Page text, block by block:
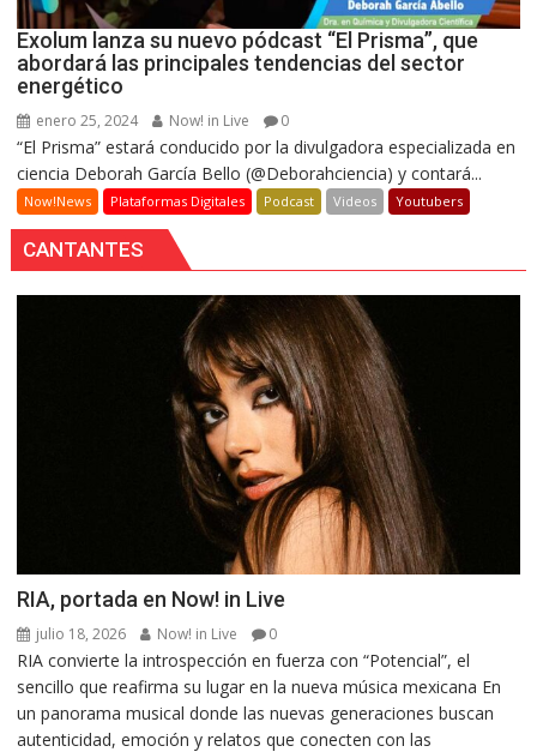
Exolum lanza su nuevo pódcast “El Prisma”, que
abordará las principales tendencias del sector
energético
enero 25, 2024 Now! in Live 0
“El Prisma” estará conducido por la divulgadora especializada en
ciencia Deborah García Bello (@Deborahciencia) y contará...
Now!News Plataformas Digitales Podcast Videos Youtubers
CANTANTES
RIA, portada en Now! in Live
julio 18, 2026 Now! in Live 0
RIA convierte la introspección en fuerza con “Potencial”, el
sencillo que reafirma su lugar en la nueva música mexicana En
un panorama musical donde las nuevas generaciones buscan
autenticidad, emoción y relatos que conecten con las